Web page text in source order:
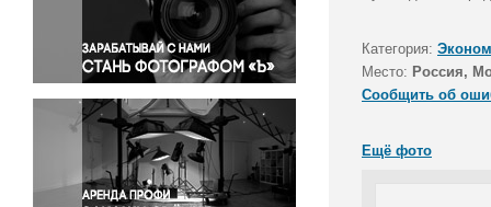
Правосудие
Происшествия и конфликты
Религия
Светская жизнь
Спорт
Экология
Экономика и бизнес
Категория:
Место: Россия,
Сообщить об
Ещё фото